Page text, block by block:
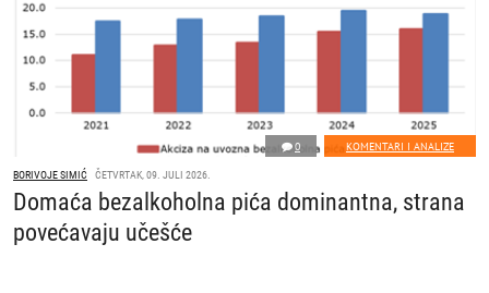
0 KOMENTARI I ANALIZE
BORIVOJE SIMIĆ ČETVRTAK, 09. JULI 2026.
Domaća bezalkoholna pića dominantna, strana
povećavaju učešće